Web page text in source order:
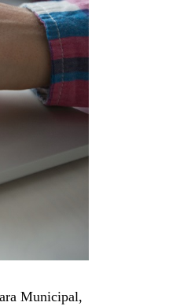
Municipal,